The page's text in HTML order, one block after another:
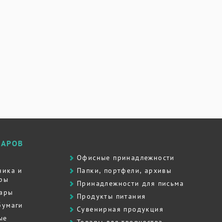
и
Офисные принадлежности
Папки, портфели, архивы
Принадлежности для письма
Продукты питания
Сувенирная продукция